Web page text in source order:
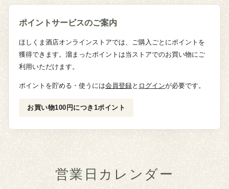
ポイントサービスのご案内
ほしくま酒店オンラインストアでは、ご購入ごとにポイントを
獲得できます。溜まったポイントは当ストアでのお買い物にご
利用いただけます。
ポイントを貯める・使うには会員登録と ログインが必要です。
お買い物100円につき1ポイント
営業日カレンダー